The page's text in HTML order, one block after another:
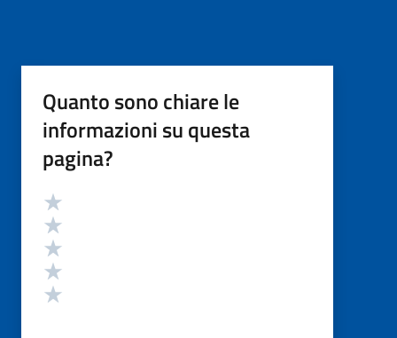
Quanto sono chiare le
informazioni su questa
pagina?
Valutazione